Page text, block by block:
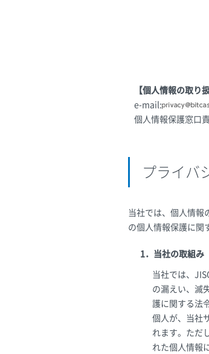
【個人情報の取り
e-mail:
個人情報保護窓
プライバ
当社では、個人情報
の個人情報保護に関
1．当社の取組み
当社では、
の漏えい、滅
護に関する法
個人が、当社
れます。ただ
れた個人情報